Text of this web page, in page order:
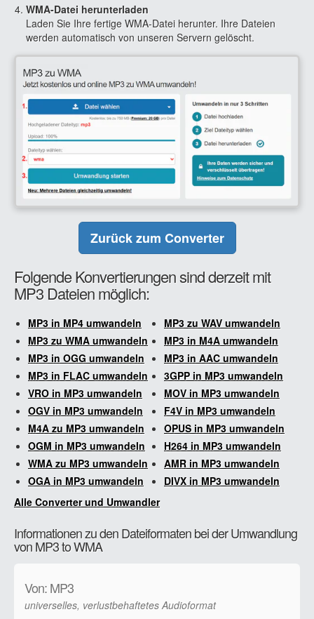
WMA-Datei herunterladen
Laden Sie Ihre fertige WMA-Datei herunter. Ihre Dateien
werden automatisch von unseren Servern gelöscht.
Zurück zum Converter
Folgende Konvertierungen sind derzeit mit
MP3 Dateien möglich:
MP3 in MP4 umwandeln
MP3 zu WAV umwandeln
MP3 zu WMA umwandeln
MP3 in M4A umwandeln
MP3 in OGG umwandeln
MP3 in AAC umwandeln
MP3 in FLAC umwandeln
3GPP in MP3 umwandeln
VRO in MP3 umwandeln
MOV in MP3 umwandeln
OGV in MP3 umwandeln
F4V in MP3 umwandeln
M4A zu MP3 umwandeln
OPUS in MP3 umwandeln
OGM in MP3 umwandeln
H264 in MP3 umwandeln
WMA zu MP3 umwandeln
AMR in MP3 umwandeln
OGA in MP3 umwandeln
DIVX in MP3 umwandeln
Alle Converter und Umwandler
Informationen zu den Dateiformaten bei der Umwandlung
von MP3 to WMA
Von: MP3
universelles, verlustbehaftetes Audioformat